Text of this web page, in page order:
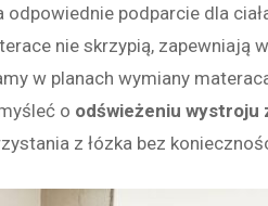
podparcie dla
nie skrzypią, zapewniają
w planach wymiany
o odświeżeniu wystroju
z łózka bez